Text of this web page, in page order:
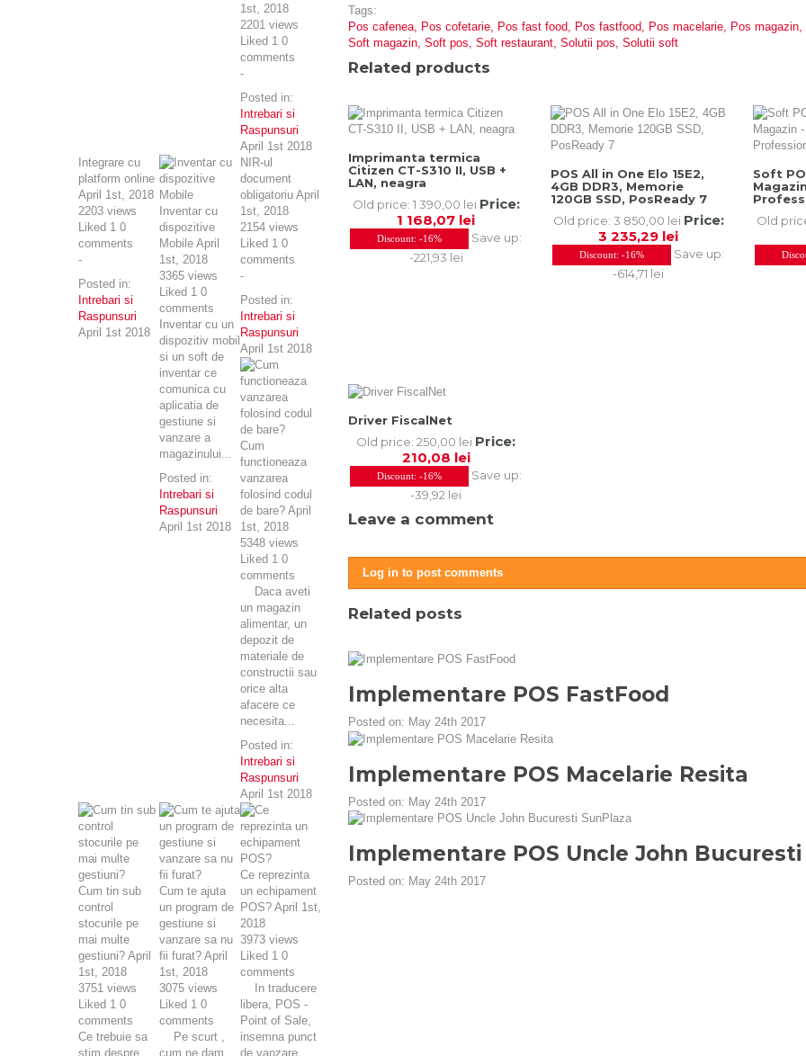
1st, 2018
2201 views
Liked 1 0
comments
-
Posted in:
Intrebari si
Raspunsuri
April 1st 2018
Integrare cu
platform online
April 1st, 2018
2203 views
Liked 1 0
comments
-
Posted in:
Intrebari si
Raspunsuri
April 1st 2018
Inventar cu
dispozitive
Mobile April
1st, 2018
3365 views
Liked 1 0
comments
Inventar cu un
dispozitiv mobil
si un soft de
inventar ce
comunica cu
aplicatia de
gestiune si
vanzare a
magazinului...
Posted in:
Intrebari si
Raspunsuri
April 1st 2018
NIR-ul
document
obligatoriu April
1st, 2018
2154 views
Liked 1 0
comments
-
Posted in:
Intrebari si
Raspunsuri
April 1st 2018
Cum
functioneaza
vanzarea
folosind codul
de bare? April
1st, 2018
5348 views
Liked 1 0
comments
Daca aveti
un magazin
alimentar, un
depozit de
materiale de
constructii sau
orice alta
afacere ce
necesita...
Posted in:
Intrebari si
Raspunsuri
April 1st 2018
Cum tin sub
control
stocurile pe
mai multe
gestiuni? April
1st, 2018
3751 views
Liked 1 0
comments
Ce trebuie sa
stim despre
Cum te ajuta
un program de
gestiune si
vanzare sa nu
fii furat? April
1st, 2018
3075 views
Liked 1 0
comments
Pe scurt ,
cum ne dam
Ce reprezinta
un echipament
POS? April 1st,
2018
3973 views
Liked 1 0
comments
In traducere
libera, POS -
Point of Sale,
insemna punct
de vanzare.
Tags:
Pos cafenea Pos cofetarie Pos fast food Pos fastfood Pos macelarie Pos magazin
Soft magazin Soft pos Soft restaurant Solutii pos Solutii soft
Related products
Imprimanta termica
Citizen CT-S310 II, USB +
LAN, neagra
Old price: 1 390,00 lei Price:
1 168,07 lei
Discount: -16%
Save up:
-221,93 lei
POS All in One Elo 15E2,
4GB DDR3, Memorie
120GB SSD, PosReady 7
Old price: 3 850,00 lei Price:
3 235,29 lei
Discount: -16%
Save up:
-614,71 lei
Soft
Old
Driver FiscalNet
Old price: 250,00 lei Price:
210,08 lei
Discount: -16%
Save up:
-39,92 lei
Leave a comment
Log in to post comments
Related posts
Implementare POS FastFood
Posted on: May 24th 2017
Implementare POS Macelarie Resita
Posted on: May 24th 2017
Implementare POS Uncle John Bucuresti
Posted on: May 24th 2017